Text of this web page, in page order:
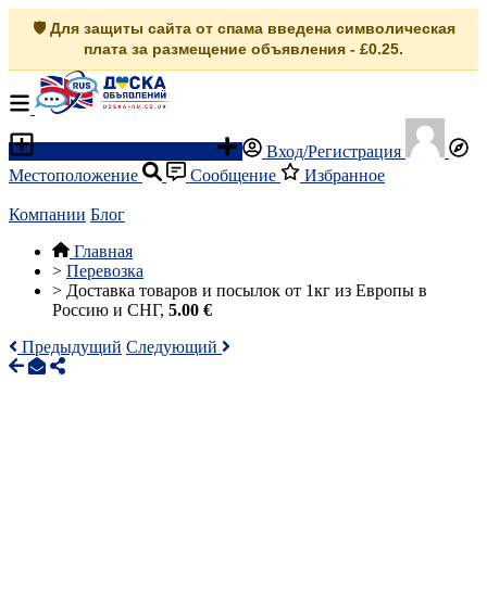
🛡️ Для защиты сайта от спама введена символическая
плата за размещение объявления - £0.25.
Вход/Регистрация
Местоположение
Сообщение Избранное
Компании Блог
Главная
> Перевозка
> Доставка товаров и посылок от 1кг из Европы в
Россию и СНГ, 5.00 €
Предыдущий Следующий